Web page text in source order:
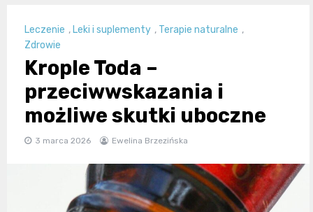
Leczenie ,Leki i suplementy , Terapie naturalne ,
Zdrowie
Krople Toda –
przeciwwskazania i
możliwe skutki uboczne
3 marca 2026 Ewelina Brzezińska